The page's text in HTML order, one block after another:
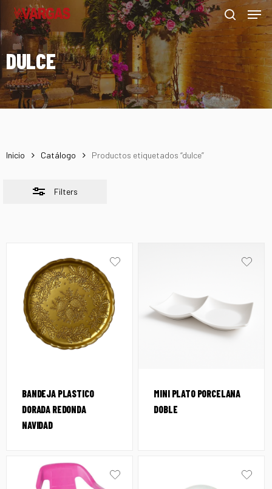
Skip
main
content
search
Menu
DULCE
Inicio Catálogo Productos etiquetados “dulce”
Filters
Close
Filters
BANDEJA PLASTICO
DORADA REDONDA
NAVIDAD
MINI PLATO PORCELANA
DOBLE
Menu